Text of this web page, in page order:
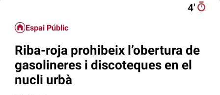
4′
Espai Públic
Riba-roja prohibeix l’obertura de
gasolineres i discoteques en el
nucli urbà